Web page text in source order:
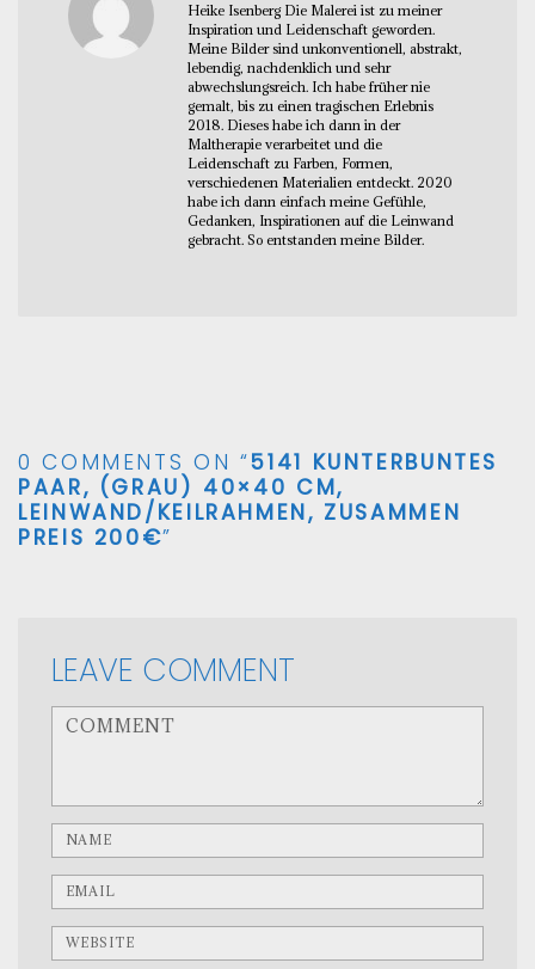
Heike Isenberg Die Malerei ist zu meiner
Inspiration und Leidenschaft geworden.
Meine Bilder sind unkonventionell, abstrakt,
lebendig, nachdenklich und sehr
abwechslungsreich. Ich habe früher nie
gemalt, bis zu einen tragischen Erlebnis
2018. Dieses habe ich dann in der
Maltherapie verarbeitet und die
Leidenschaft zu Farben, Formen,
verschiedenen Materialien entdeckt. 2020
habe ich dann einfach meine Gefühle,
Gedanken, Inspirationen auf die Leinwand
gebracht. So entstanden meine Bilder.
0 COMMENTS ON “5141 KUNTERBUNTES
PAAR, (GRAU) 40×40 CM,
LEINWAND/KEILRAHMEN, ZUSAMMEN
PREIS 200€”
LEAVE COMMENT
<b>Comment</b> ( * )
Name
Email
Website